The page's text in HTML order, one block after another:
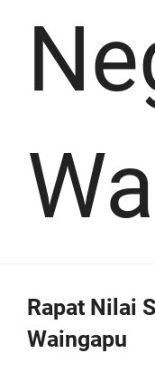
Rapat Nilai
Waingapu